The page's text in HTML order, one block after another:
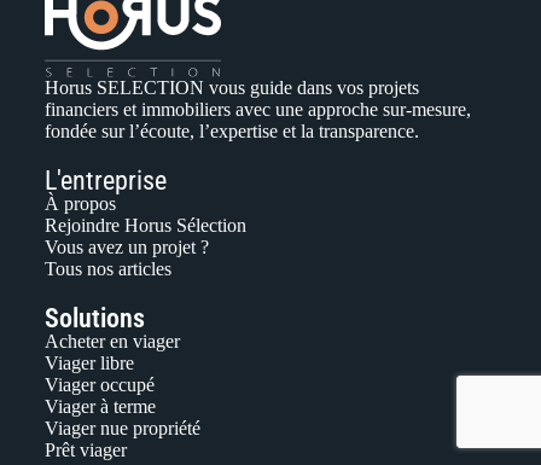
Horus SELECTION vous guide dans vos projets
financiers et immobiliers avec une approche sur-mesure,
fondée sur l’écoute, l’expertise et la transparence.
L'entreprise
À propos
Rejoindre Horus Sélection
Vous avez un projet ?
Tous nos articles
Solutions
Acheter en viager
Viager libre
Viager occupé
Viager à terme
Viager nue propriété
Prêt viager